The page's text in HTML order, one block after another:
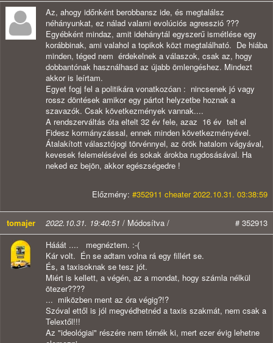
Az, ahogy időnként berobbansz ide, és megtalálsz
néhányunkat, ez nálad valami evolúciós agresszió ???
Egyébként mindaz, amit idehánytál egyszerű ismétlése egy
korábbinak, ami valahol a topikok közt megtalálható. De hiába
minden, téged nem érdekelnek a válaszok, csak az, hogy
dobbantónak használhasd az újabb ömlengéshez. Mindezt
akkor is leírtam.
Egyet fogj fel a politikára vonatkozóan : nincsenek jó vagy
rossz döntések amikor egy pártot helyzetbe hoznak a
szavazók. Csak következmények vannak....
A rendszerváltás óta eltelt 32 év fele, azaz 16 év telt el
Fidesz kormányzással, ennek minden következményével.
Átalakított választójogi törvénnyel, az örök hatalom vágyával,
kevesek felemelésével és sokak árokba rugdosásával. Ha
neked ez bejön, akkor egészségedre !
Előzmény: #352911 cheater 2022.10.31. 03:38:59
tomajer 2022.10.31. 19:40:51 / Módosítva /
# 352913
Hááát .... megnéztem. :-(
Kár volt. Én se adtam volna rá egy fillért se.
És, a taxisoknak se tesz jót.
Miért is kellett, a végén, az a mondat, hogy számla nélkül
ötezer????
... miközben ment az óra végig?!?
Szóval ettől is jól megvédhetnéd a taxis szakmát, nem csak a
Telextől!!!
Az "ideológiai" részére nem térnék ki, mert ezer évig lehetne